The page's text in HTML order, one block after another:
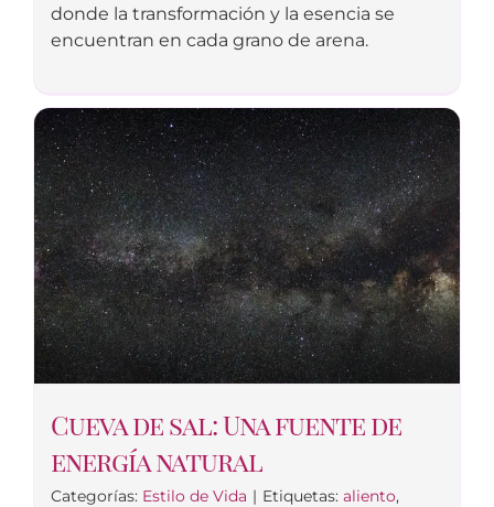
donde la transformación y la esencia se
encuentran en cada grano de arena.
Cueva de sal: Una fuente de
energía natural
Categorías: Estilo de Vida | Etiquetas: aliento,